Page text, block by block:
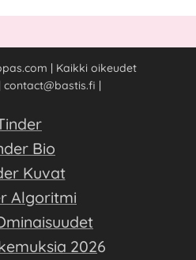
| Kaikki oikeudet
|
Bio
Kuvat
Algoritmi
2026